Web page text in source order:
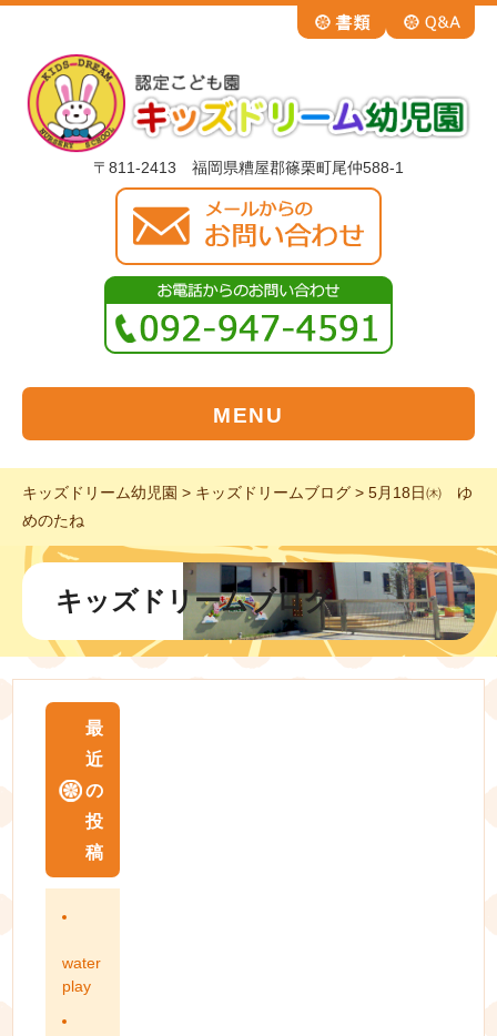
〒811-2413 福岡県糟屋郡篠栗町尾仲588-1
MENU
キッズドリーム幼児園 > キッズドリームブログ > 5月18日㈭ ゆ
めのたね
キッズドリームブログ
最
近
の
投
稿
water
play